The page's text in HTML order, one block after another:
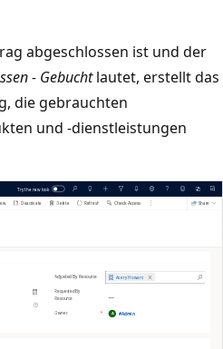
abgeschlossen ist und der
- Gebuchtlautet, erstellt das
die gebrauchten
und -dienstleistungen